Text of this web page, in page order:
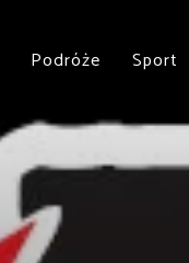
Podróże Sport